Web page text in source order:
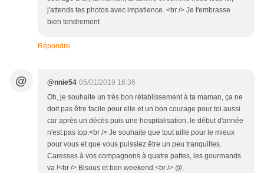
j'attends tes photos avec impatience. <br /> Je t'embrasse
bien tendrement
Répondre
@ @nnie54 05/01/2019 16:36
Oh, je souhaite un très bon rétablissement à ta maman, ça ne
doit pas être facile pour elle et un bon courage pour toi aussi
car après un décès puis une hospitalisation, le début d'année
n'est pas top.<br /> Je souhaite que tout aille pour le mieux
pour vous et que vous puissiez être un peu tranquilles.
Caresses à vos compagnons à quatre pattes, les gourmands
va !<br /> Bisous et bon weekend.<br /> @.